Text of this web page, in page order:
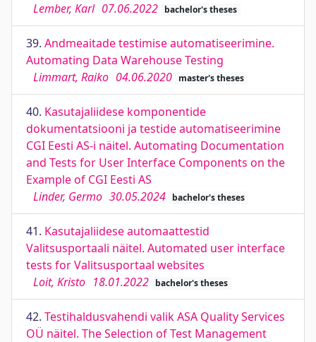
Lember, Karl 07.06.2022 bachelor's theses
39. Andmeaitade testimise automatiseerimine.
Automating Data Warehouse Testing
Limmart, Raiko 04.06.2020 master's theses
40. Kasutajaliidese komponentide
dokumentatsiooni ja testide automatiseerimine
CGI Eesti AS-i näitel. Automating Documentation
and Tests for User Interface Components on the
Example of CGI Eesti AS
Linder, Germo 30.05.2024 bachelor's theses
41. Kasutajaliidese automaattestid
Valitsusportaali näitel. Automated user interface
tests for Valitsusportaal websites
Loit, Kristo 18.01.2022 bachelor's theses
42. Testihaldusvahendi valik ASA Quality Services
OÜ näitel. The Selection of Test Management